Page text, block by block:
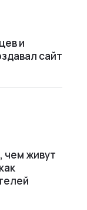
и
сайт
живут